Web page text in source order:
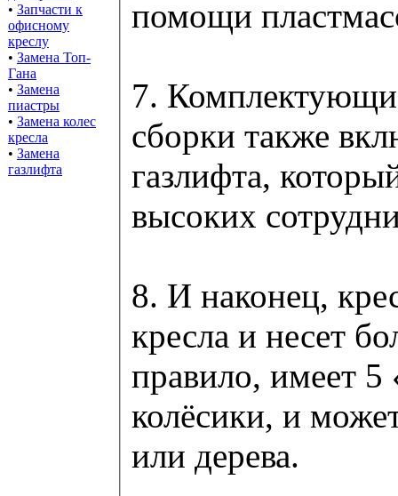
• Запчасти к
офисному
креслу
• Замена Топ-
Гана
• Замена
пиастры
• Замена колес
кресла
• Замена
газлифта
помощи
7.
сборки также
газлифта,
высоких
8. И наконец,
кресла и несет
правило, имеет
колёсики, и
или дерева.